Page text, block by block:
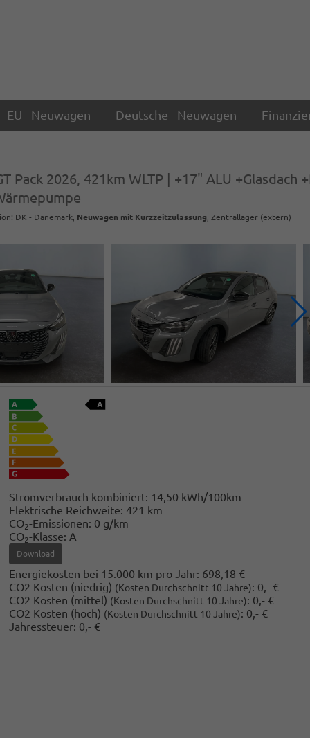
EU - Neuwagen Deutsche - Neuwagen
Pack 2026, 421km WLTP | +17" ALU
DK - Dänemark, Neuwagen mit Kurzzeitzulassung, Zentrallager (extern)
Stromverbrauch kombiniert: 14,50 kWh/100km
Elektrische Reichweite: 421 km
CO2-Emissionen: 0 g/km
CO2-Klasse: A
Download
Energiekosten bei 15.000 km pro Jahr: 698,18 €
CO2 Kosten (niedrig) (Kosten Durchschnitt 10 Jahre): 0,- €
CO2 Kosten (mittel) (Kosten Durchschnitt 10 Jahre): 0,- €
CO2 Kosten (hoch) (Kosten Durchschnitt 10 Jahre): 0,- €
Jahressteuer: 0,- €